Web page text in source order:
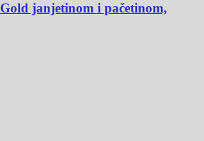
Gold janjetinom i pačetinom,